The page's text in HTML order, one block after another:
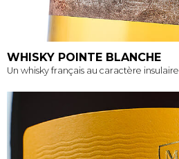
WHISKY POINTE BLANCHE
Un whisky français au caractère insulaire.